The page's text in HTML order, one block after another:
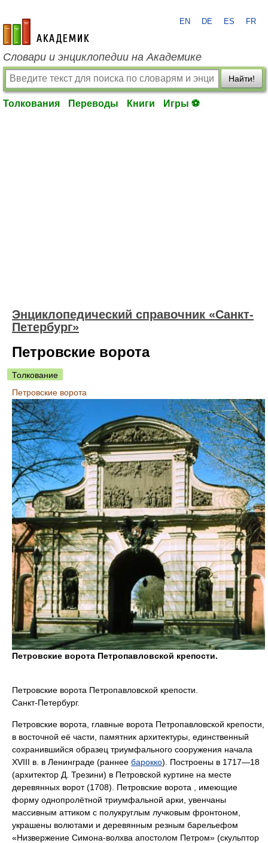
academic.ru
EN DE ES FR
Словари и энциклопедии на Академике
Найти!
Толкования Переводы Книги Игры ⚽
Энциклопедический справочник «Санкт-
Петербург»
Петровские ворота
Толкование
Петровские ворота
Петровские ворота Петропавловской крепости.
Петровские ворота Петропавловской крепости.
Санкт-Петербург.
Петровские ворота, главные ворота Петропавловской крепости,
в восточной её части, памятник архитектуры, единственный
сохранившийся образец триумфального сооружения начала
XVIII в. в Ленинграде (раннее барокко). Построены в 1717—18
(архитектор Д. Трезини) в Петровской куртине на месте
деревянных ворот (1708). Петровские ворота , имеющие
форму однопролётной триумфальной арки, увенчаны
массивным аттиком с полукруглым лучковым фронтоном,
украшены волютами и деревянным резным барельефом
«Низвержение Симона-волхва апостолом Петром» (скульптор